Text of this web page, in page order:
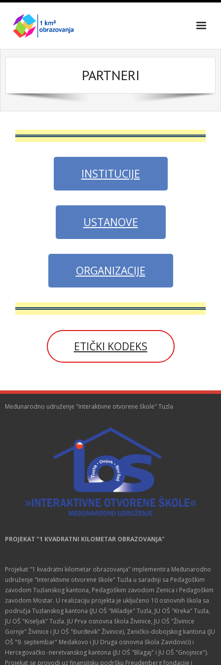
Skip
content
PARTNERI
INSTITUCIJE
USTANOVE
ORGANIZACIJE
ETIČKI KODEKS
Međunarodno udruženje "Interaktivne otvorene škole" Tuzla
PROJEKAT "1 KVADRATNI KILOMETAR OBRAZOVANJA"
Projekat "1 kvadratni kilometar obrazovanja" implementira Međunarodno
udruženje "Interaktivne otvorene škole" Tuzla u saradnji sa Pedagoškim
zavodom Tuzlanskog kantona, Pedagoškim zavodom Zenica i Pedagoškim
zavodom Mostar. U realizaciju projekta je uključeno 10 osnovnih škola sa
područja Tuzlanskog kantona (JU OŠ "Miladije" Tuzla, JU OŠ "Kreka" Tuzla,
JU OŠ "Kiseljak" Tuzla. JU Prva osnovna škola Živinice, JU OŠ "Živinice
Gornje" Živinice i JU OŠ "Đurđevik" Živinice), Zeničko-dobojskog kantona (JU
OŠ "9. septembar" Medakovo i JU Druga osnovna škola Zavidovići) i
Hercegovačko -neretvanskog kantona (JU OŠ "Blagaj" i JU OŠ "Gnojnice").
Projekat se provodi uz finansijsku podršku Freudenberg fondacije i